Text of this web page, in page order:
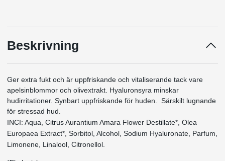
Beskrivning
Ger extra fukt och är uppfriskande och vitaliserande tack vare
apelsinblommor och olivextrakt. Hyaluronsyra minskar
hudirritationer. Synbart uppfriskande för huden. Särskilt lugnande
för stressad hud.
INCI: Aqua, Citrus Aurantium Amara Flower Destillate*, Olea
Europaea Extract*, Sorbitol, Alcohol, Sodium Hyaluronate, Parfum,
Limonene, Linalool, Citronellol.